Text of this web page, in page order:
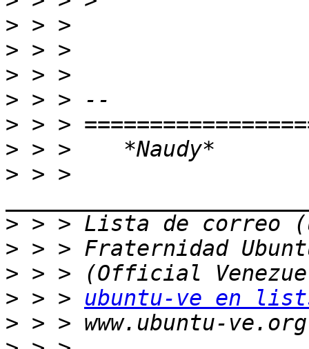
>
>
>
>
>
>
> > >
>
>
>
> > > ubuntu-ve en
>